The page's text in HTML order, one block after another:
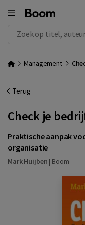
Zoek op titel, auteur,
Management
Terug
Check je
Praktische aanpak
organisatie
Mark Huijben | Boom